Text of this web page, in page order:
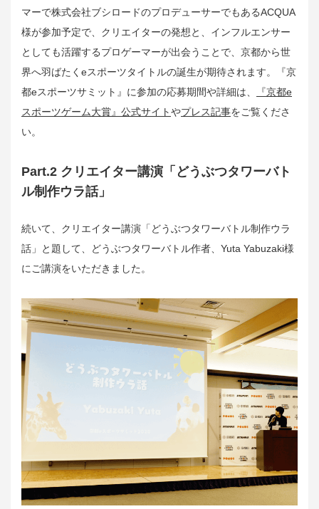
マーで株式会社ブシロードのプロデューサーでもあるACQUA
様が参加予定で、クリエイターの発想と、インフルエンサー
としても活躍するプロゲーマーが出会うことで、京都から世
界へ羽ばたくeスポーツタイトルの誕生が期待されます。『京
都eスポーツサミット』に参加の応募期間や詳細は、
『京都e
スポーツゲーム大賞』公式サイトやプレス記事をご覧くださ
い。
Part.2 クリエイター講演「どうぶつタワーバト
ル制作ウラ話」
続いて、クリエイター講演「どうぶつタワーバトル制作ウラ
話」と題して、どうぶつタワーバトル作者、Yuta Yabuzaki様
にご講演をいただきました。